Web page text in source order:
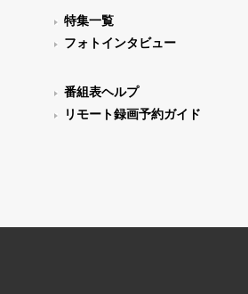
特集一覧
フォトインタビュー
番組表ヘルプ
リモート録画予約ガイド